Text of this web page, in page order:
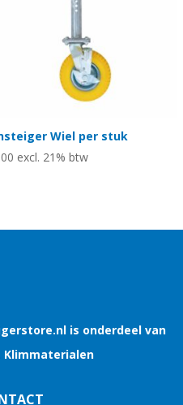
Wiel per stuk
excl. 21% btw
is onderdeel van
Klimmaterialen